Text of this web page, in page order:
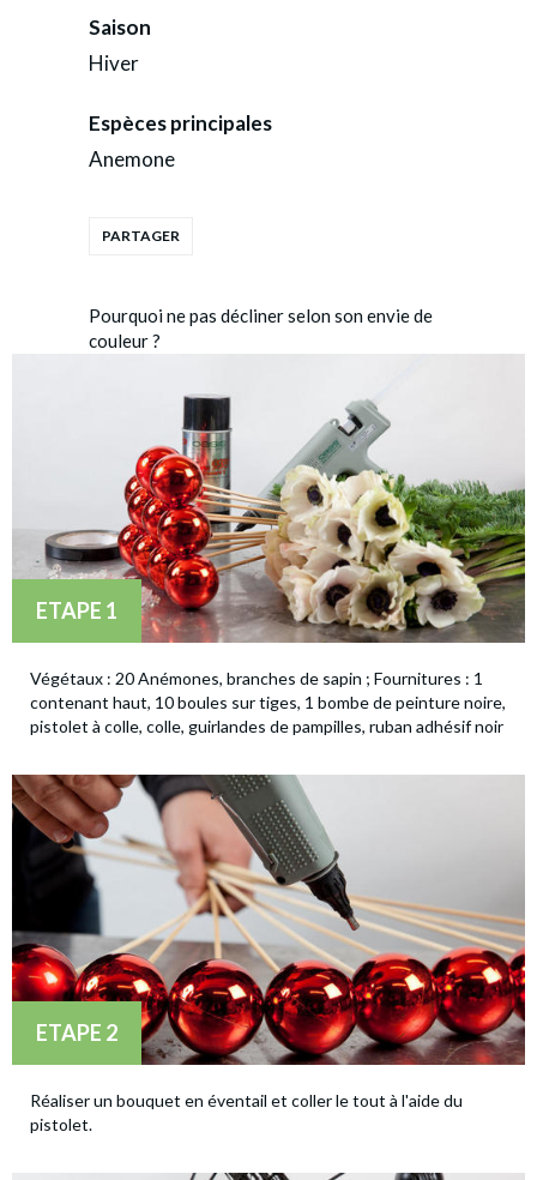
Saison
Hiver
Espèces principales
Anemone
Pourquoi ne pas décliner selon son envie de
couleur ?
ETAPE 1
Végétaux : 20 Anémones, branches de sapin ; Fournitures : 1
contenant haut, 10 boules sur tiges, 1 bombe de peinture noire,
pistolet à colle, colle, guirlandes de pampilles, ruban adhésif noir
ETAPE 2
Réaliser un bouquet en éventail et coller le tout à l'aide du
pistolet.